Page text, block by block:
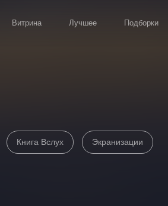
Витрина Лучшее Подборки
Книга Вслух Экранизации